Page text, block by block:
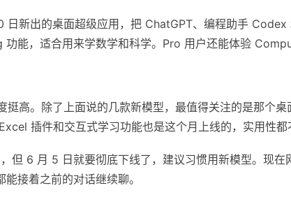
日新出的桌面超级应用，把 ChatGPT、编程助手
能，适合用来学数学和科学。Pro 用户还能体验
挺高。除了上面说的几款新模型，最值得关注的是那个
插件和交互式学习功能也是这个月上线的，实用性都
但 6 月 5 日就要彻底下线了，建议习惯用新模型。现
接着之前的对话继续聊。